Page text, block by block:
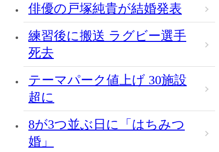
俳優の戸塚純貴が結婚発表
練習後に搬送 ラグビー選手
死去
テーマパーク値上げ 30施設
超に
8が3つ並ぶ日に「はちみつ
婚」